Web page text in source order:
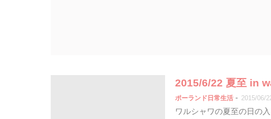
2015/6/22 夏至 in
ポーランド日常生活 - 2015/06/
ワルシャワの夏至の日の